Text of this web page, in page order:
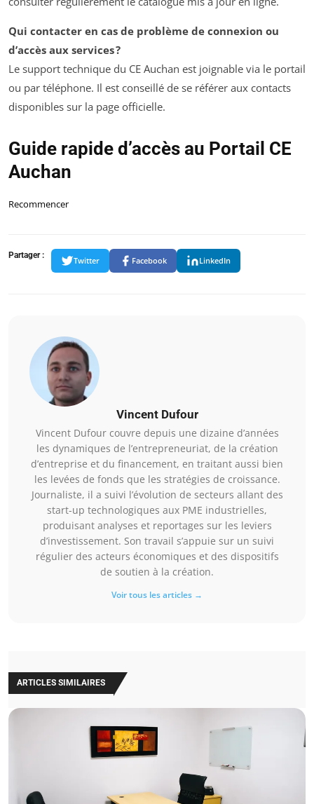
Qui contacter en cas de problème de connexion ou
d’accès aux services ?
Le support technique du CE Auchan est joignable via le portail
ou par téléphone. Il est conseillé de se référer aux contacts
disponibles sur la page officielle.
Guide rapide d’accès au Portail CE
Auchan
Recommencer
Partager :
Twitter Facebook LinkedIn
Vincent Dufour
Vincent Dufour couvre depuis une dizaine d’années
les dynamiques de l’entrepreneuriat, de la création
d’entreprise et du financement, en traitant aussi bien
les levées de fonds que les stratégies de croissance.
Journaliste, il a suivi l’évolution de secteurs allant des
start-up technologiques aux PME industrielles,
produisant analyses et reportages sur les leviers
d’investissement. Son travail s’appuie sur un suivi
régulier des acteurs économiques et des dispositifs
de soutien à la création.
Voir tous les articles →
ARTICLES SIMILAIRES